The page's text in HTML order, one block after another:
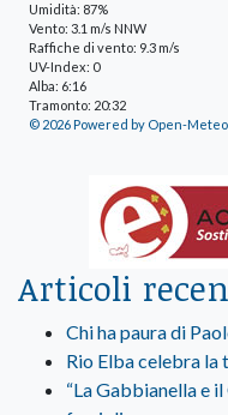
Umidità: 87%
Vento: 3.1 m/s NNW
Raffiche di vento: 9.3 m/s
UV-Index: 0
Alba: 6:16
Tramonto: 20:32
© 2026 Powered by Open-Meteo
Articoli
Chi ha paura di
Rio Elba celebra la
“La Gabbianella e